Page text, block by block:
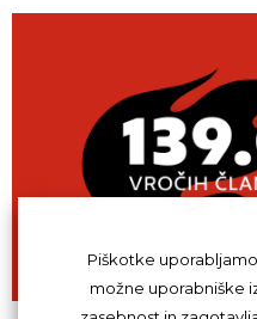
Piškotke
možne uporabniške